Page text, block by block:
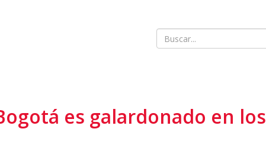
es galardonado en los